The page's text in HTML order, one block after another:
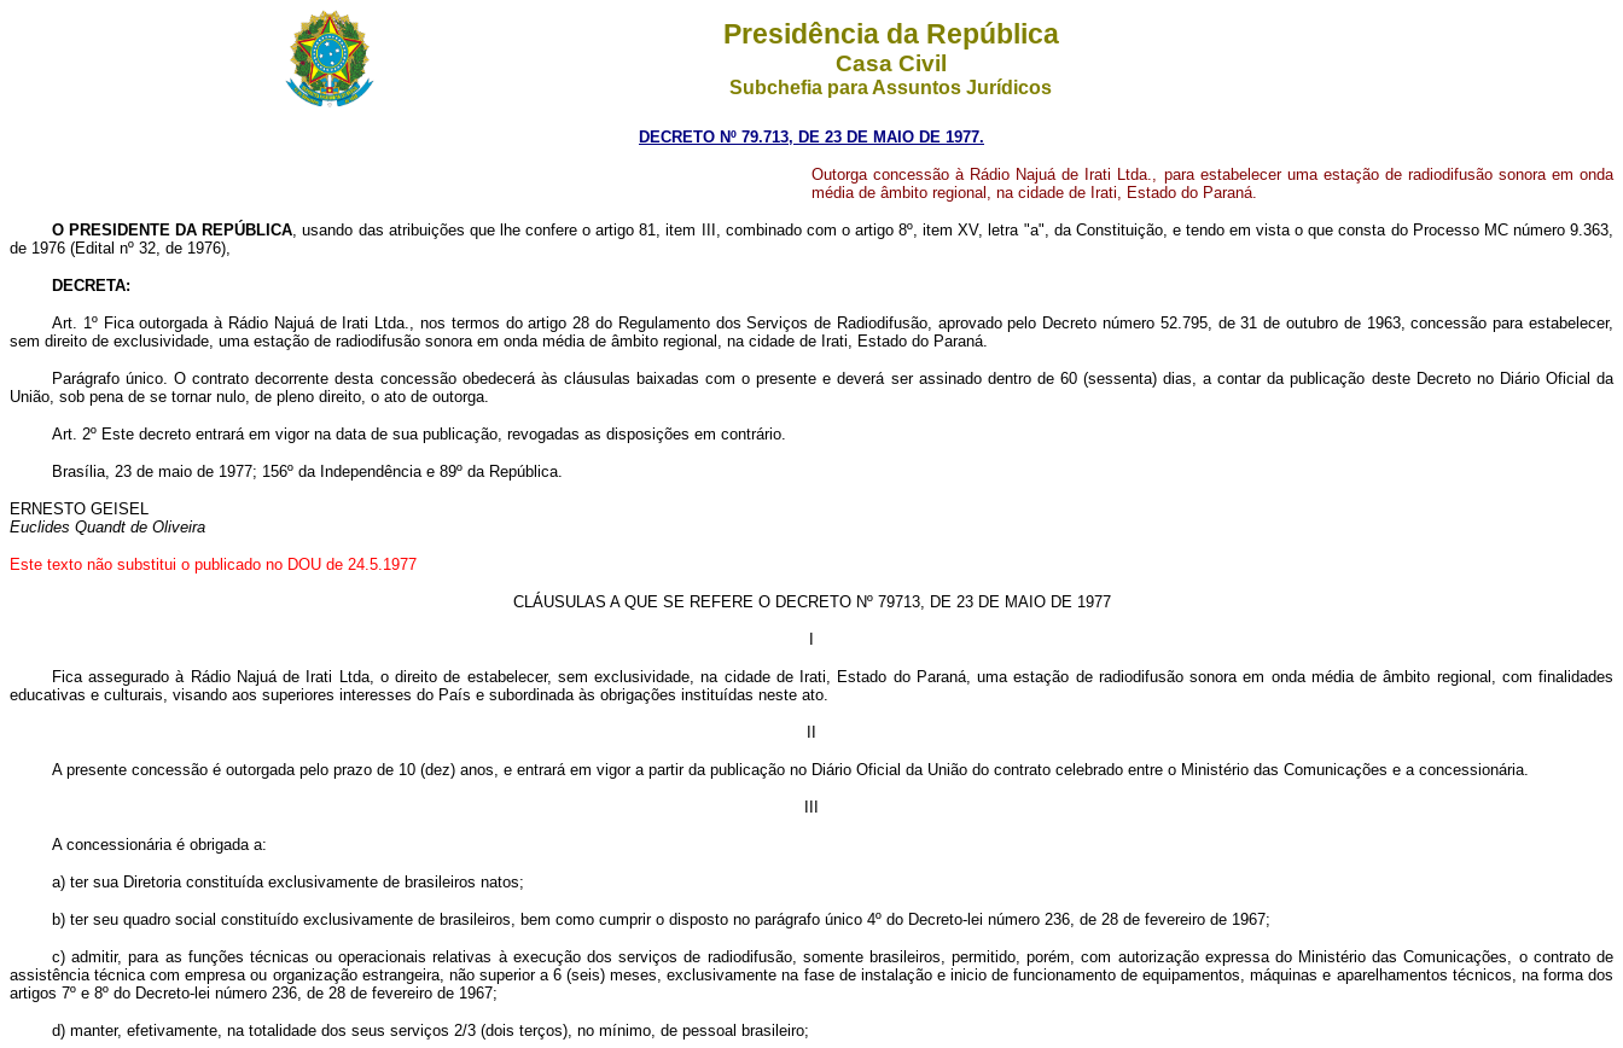
Presidência da República
Casa Civil
Subchefia para Assuntos Jurídicos
DECRETO Nº 79.713, DE 23 DE MAIO DE 1977.
Outorga concessão à Rádio Najuá de Irati Ltda., para estabelecer uma estação de radiodifusão sonora em onda
média de âmbito regional, na cidade de Irati, Estado do Paraná.
O PRESIDENTE DA REPÚBLICA, usando das atribuições que lhe confere o artigo 81, item III, combinado com o artigo 8º, item XV, letra "a", da Constituição, e tendo em vista o que consta do Processo MC número 9.363,
de 1976 (Edital nº 32, de 1976),
DECRETA:
Art. 1º Fica outorgada à Rádio Najuá de Irati Ltda., nos termos do artigo 28 do Regulamento dos Serviços de Radiodifusão, aprovado pelo Decreto número 52.795, de 31 de outubro de 1963, concessão para estabelecer,
sem direito de exclusividade, uma estação de radiodifusão sonora em onda média de âmbito regional, na cidade de Irati, Estado do Paraná.
Parágrafo único. O contrato decorrente desta concessão obedecerá às cláusulas baixadas com o presente e deverá ser assinado dentro de 60 (sessenta) dias, a contar da publicação deste Decreto no Diário Oficial da
União, sob pena de se tornar nulo, de pleno direito, o ato de outorga.
Art. 2º Este decreto entrará em vigor na data de sua publicação, revogadas as disposições em contrário.
Brasília, 23 de maio de 1977; 156º da Independência e 89º da República.
ERNESTO GEISEL
Euclides Quandt de Oliveira
Este texto não substitui o publicado no DOU de 24.5.1977
CLÁUSULAS A QUE SE REFERE O DECRETO Nº 79713, DE 23 DE MAIO DE 1977
Fica assegurado à Rádio Najuá de Irati Ltda, o direito de estabelecer, sem exclusividade, na cidade de Irati, Estado do Paraná, uma estação de radiodifusão sonora em onda média de âmbito regional, com finalidades
educativas e culturais, visando aos superiores interesses do País e subordinada às obrigações instituídas neste ato.
A presente concessão é outorgada pelo prazo de 10 (dez) anos, e entrará em vigor a partir da publicação no Diário Oficial da União do contrato celebrado entre o Ministério das Comunicações e a concessionária.
A concessionária é obrigada a:
a) ter sua Diretoria constituída exclusivamente de brasileiros natos;
b) ter seu quadro social constituído exclusivamente de brasileiros, bem como cumprir o disposto no parágrafo único 4º do Decreto-lei número 236, de 28 de fevereiro de 1967;
c) admitir, para as funções técnicas ou operacionais relativas à execução dos serviços de radiodifusão, somente brasileiros, permitido, porém, com autorização expressa do Ministério das Comunicações, o contrato de
assistência técnica com empresa ou organização estrangeira, não superior a 6 (seis) meses, exclusivamente na fase de instalação e inicio de funcionamento de equipamentos, máquinas e aparelhamentos técnicos, na forma dos
artigos 7º e 8º do Decreto-lei número 236, de 28 de fevereiro de 1967;
d) manter, efetivamente, na totalidade dos seus serviços 2/3 (dois terços), no mínimo, de pessoal brasileiro;